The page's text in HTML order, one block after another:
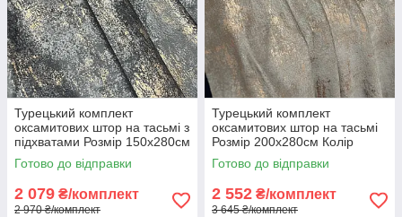
Турецький комплект
оксамитових штор на тасьмі з
підхватами Розмір 150х280см
Колір Графіт
Готово до відправки
2 079 ₴/комплект
2 970 ₴/комплект
Турецький комплект
оксамитових штор на тасьмі
Розмір 200х280см Колір
теплий беж
Готово до відправки
2 552 ₴/комплект
3 645 ₴/комплект